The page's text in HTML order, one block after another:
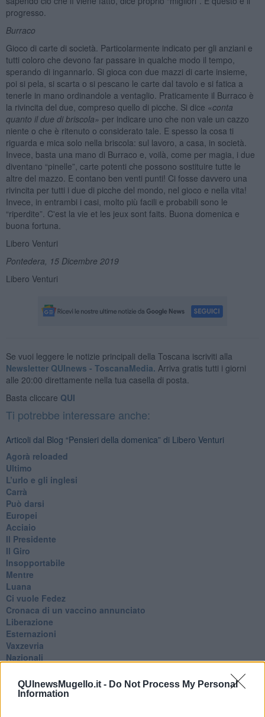
QUInewsMugello.it - Do Not Process My Personal
Information
progresso.
Burraco
Gioco di carte di società. Particolarmente indicato per gli anziani e
tutti coloro che devono far passare in qualche modo il tempo,
sperando di ingannarlo. Si gioca con due mazzi di carte insieme,
poi si pela, si scarta o si pescano le carte dal tavolo e si fatica a
tenerle in mano ordinandole a ventaglio. Praticamente il Burraco è
la rivincita del due, compreso quello di picche. Si dice «conta
quanto il due di briscola» per indicare uno che non vale un cazzo
niente o che è ritenuto o considerato tale. E spesso la cosa ti
riguarda e mica solo nella briscola: sul lavoro, a casa, in società.
Invece, basta una mano di Burraco e, voilà, come per magia, i due
diventano “pinelle”, carte potenti che possono sostituire tutte le
altre del mazzo. E contano ben venti punti! Ci fosse davvero una
rivincita per tutti i due di picche del mondo, nel gioco e nella vita!
Invece, in entrambi i casi, molto più facili e probabili sono le
“riperdite”. C'est la vie et les jeux sont faits. Buona domenica e
buona fortuna.
Libero Venturi
Pontedera, 15 Dicembre 2019
Libero Venturi
Se vuoi leggere le notizie principali della Toscana iscriviti alla
Newsletter QUInews - ToscanaMedia. Arriva gratis tutti i giorni
alle 20:00 direttamente nella tua casella di posta.
Basta cliccare QUI
Ti potrebbe interessare anche:
Articoli dal Blog “Pensieri della domenica” di Libero Venturi
​Agorà reloaded
Ultimo
​L’urlo e gli inglesi
Carrà
Può darsi
Europei
Acciaio
Il Presidente
​Il Giro
Insopportabile
​Mentre
Luana
​Ci vuole Fedez
​Cronaca di un vaccino annunciato
​Liberazione
Esternazioni
Vaxzevria
Nazionali
Marte
​Crapa pelada